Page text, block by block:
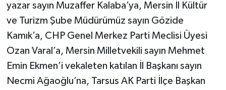
yazar sayın Muzaffer Kalaba’ya, Mersin İl Kültür
ve Turizm Şube Müdürümüz sayın Gözide
Kamık’a, CHP Genel Merkez Parti Meclisi Üyesi
Ozan Varal’a, Mersin Milletvekili sayın Mehmet
Emin Ekmen’i vekaleten katılan İl Başkanı sayın
Necmi Ağaoğlu’na, Tarsus AK Parti İlçe Başkan